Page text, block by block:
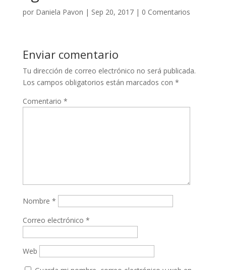
por Daniela Pavon | Sep 20, 2017| 0 Comentarios
Enviar comentario
Tu dirección de correo electrónico no será publicada.
Los campos obligatorios están marcados con *
Comentario *
Nombre *
Correo electrónico *
Web